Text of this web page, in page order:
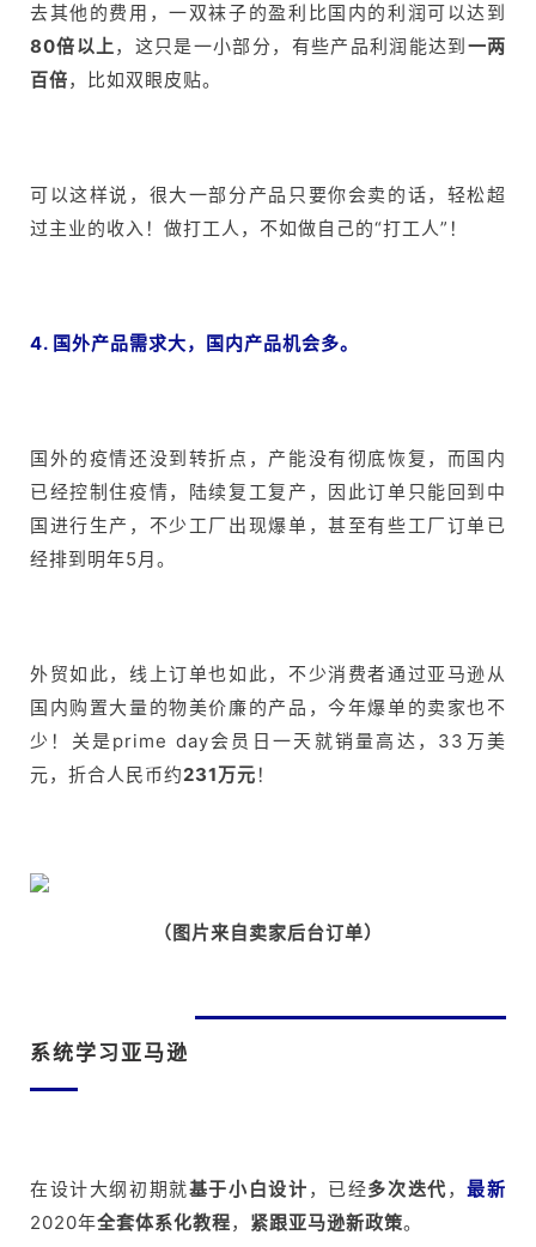
去其他的费用，一双袜子的盈利比国内的利润可以达到
80倍以上，这只是一小部分，有些产品利润能达到一两
百倍，比如双眼皮贴。
可以这样说，很大一部分产品只要你会卖的话，轻松超
过主业的收入！做打工人，不如做自己的“打工人”！
4. 国外产品需求大，国内产品机会多。
国外的疫情还没到转折点，产能没有彻底恢复，而国内
已经控制住疫情，陆续复工复产，因此订单只能回到中
国进行生产，不少工厂出现爆单，甚至有些工厂订单已
经排到明年5月。
外贸如此，线上订单也如此，不少消费者通过亚马逊从
国内购置大量的物美价廉的产品，今年爆单的卖家也不
少！ 关是prime day会员日一天就销量高达， 33 万美
元，折合人民币约231万元 ！
（图片来自卖家后台订单）
系统学习亚马逊
在设计大纲初期就基于小白设计 ，已经多次迭代，最新
2020年全套体系化教程， 紧跟亚马逊新政策。